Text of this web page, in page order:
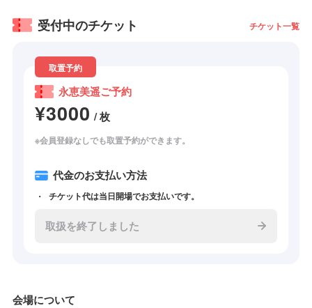
受付中のチケット チケット一覧
取置予約
永恵美遥ご予約
¥3000 / 枚
※会員登録なしでも取置予約ができます。
代金のお支払い方法
チケット代は当日開場でお支払いです。
取扱を終了しました
会場について